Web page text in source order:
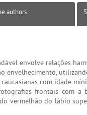
authors
envolve relações
envelhecimento,
com idade
frontais com a
vermelhão do lábio